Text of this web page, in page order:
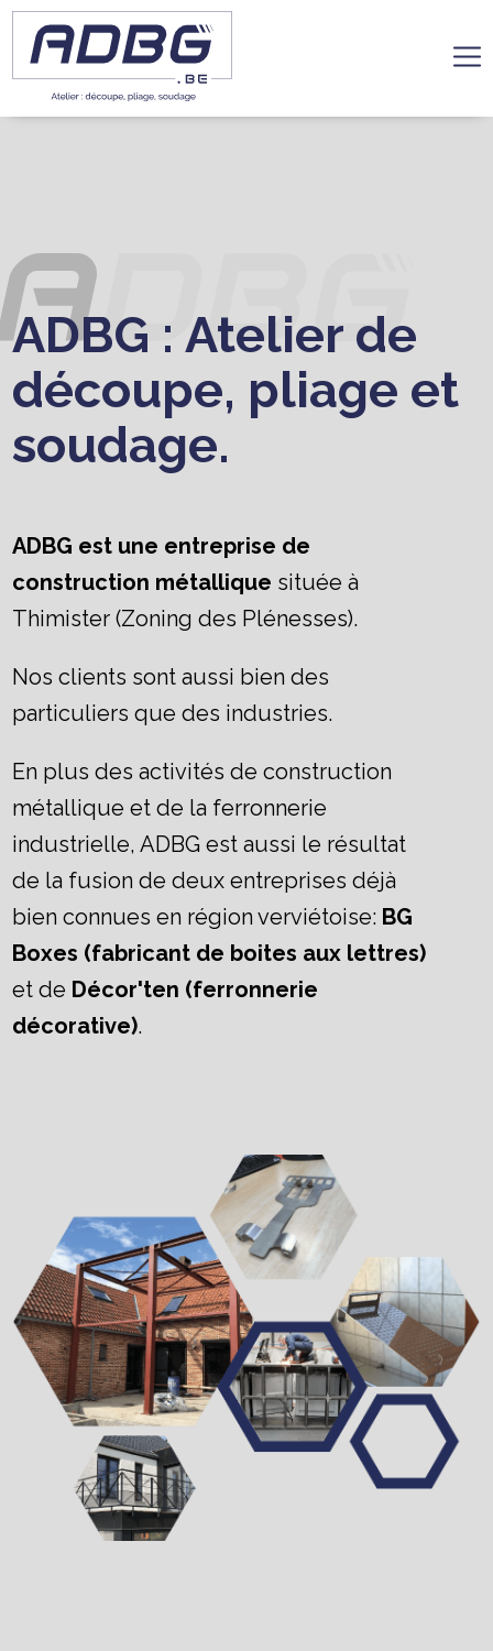
BBQ - Full Inox Noir laqué haute température.
ADBG : Atelier de
découpe, pliage et
soudage.
ADBG est une entreprise de
construction métallique située à
Thimister (Zoning des Plénesses).
Nos clients sont aussi bien des
particuliers que des industries.
En plus des activités de construction
métallique et de la ferronnerie
industrielle, ADBG est aussi le résultat
de la fusion de deux entreprises déjà
bien connues en région verviétoise: BG
Boxes (fabricant de boites aux lettres)
et de Décor'ten (ferronnerie
décorative).